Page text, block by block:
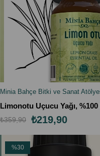
SEPETE EKLE
Minia Bahçe Bitki ve Sanat
₺219,90
₺359,90
%30